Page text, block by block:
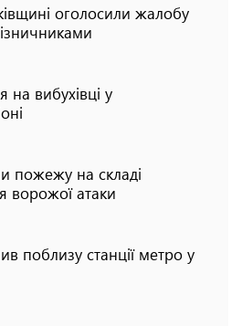
оголосили жалобу
на вибухівці у
пожежу на складі
ворожої атаки
поблизу станції метро у